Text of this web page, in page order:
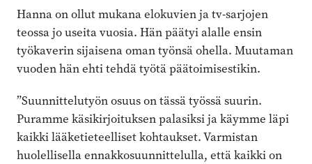
Hanna on ollut mukana elokuvien ja tv-sarjojen
teossa jo useita vuosia. Hän päätyi alalle ensin
työkaverin sijaisena oman työnsä ohella. Muutaman
vuoden hän ehti tehdä työtä päätoimisestikin.
”Suunnittelutyön osuus on tässä työssä suurin.
Puramme käsikirjoituksen palasiksi ja käymme läpi
kaikki lääketieteelliset kohtaukset. Varmistan
huolellisella ennakkosuunnittelulla, että kaikki on